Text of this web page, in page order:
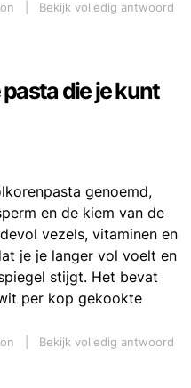
Bekijk volledig antwoord
die je kunt
genoemd,
en de kiem van de
vezels, vitaminen en
je je langer vol voelt en
stijgt. Het bevat
per kop gekookte
Bekijk volledig antwoord